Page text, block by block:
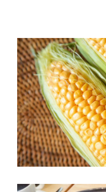
プ
発！
秘
伝
の
味
わ
い
が
誘
う
至